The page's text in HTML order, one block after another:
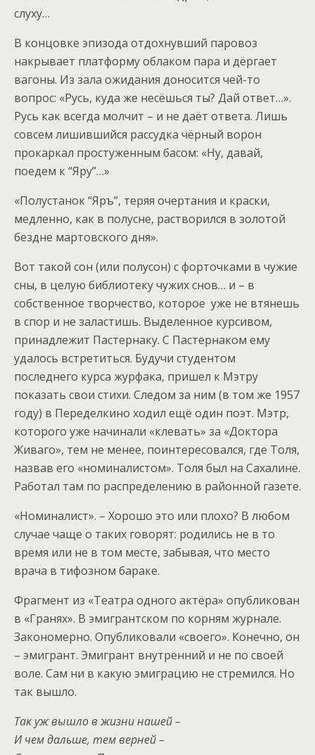
слуху…
В концовке эпизода отдохнувший паровоз
накрывает платформу облаком пара и дёргает
вагоны. Из зала ожидания доносится чей-то
вопрос: «Русь, куда же несёшься ты? Дай ответ…».
Русь как всегда молчит – и не даёт ответа. Лишь
совсем лишившийся рассудка чёрный ворон
прокаркал простуженным басом: «Ну, давай,
поедем к “Яру”…»
«Полустанок “Яръ”, теряя очертания и краски,
медленно, как в полусне, растворился в золотой
бездне мартовского дня».
Вот такой сон (или полусон) с форточками в чужие
сны, в целую библиотеку чужих снов… и – в
собственное творчество, которое уже не втянешь
в спор и не заластишь. Выделенное курсивом,
принадлежит Пастернаку. С Пастернаком ему
удалось встретиться. Будучи студентом
последнего курса журфака, пришел к Мэтру
показать свои стихи. Следом за ним (в том же 1957
году) в Переделкино ходил ещё один поэт. Мэтр,
которого уже начинали «клевать» за «Доктора
Живаго», тем не менее, поинтересовался, где Толя,
назвав его «номиналистом». Толя был на Сахалине.
Работал там по распределению в районной газете.
«Номиналист». – Хорошо это или плохо? В любом
случае чаще о таких говорят: родились не в то
время или не в том месте, забывая, что место
врача в тифозном бараке.
Фрагмент из «Театра одного актёра» опубликован
в «Гранях». В эмигрантском по корням журнале.
Закономерно. Опубликовали «своего». Конечно, он
– эмигрант. Эмигрант внутренний и не по своей
воле. Сам ни в какую эмиграцию не стремился. Но
так вышло.
Так уж вышло в жизни нашей –
И чем дальше, тем верней –